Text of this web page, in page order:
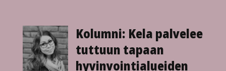
Kolumni: Kela palvelee
tuttuun tapaan
hyvinvointialueiden